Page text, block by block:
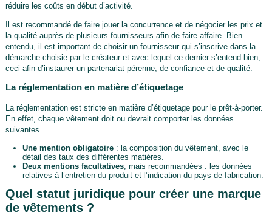
réduire les coûts en début d’activité.
Il est recommandé de faire jouer la concurrence et de négocier les prix et
la qualité auprès de plusieurs fournisseurs afin de faire affaire. Bien
entendu, il est important de choisir un fournisseur qui s’inscrive dans la
démarche choisie par le créateur et avec lequel ce dernier s’entend bien,
ceci afin d’instaurer un partenariat pérenne, de confiance et de qualité.
La réglementation en matière d’étiquetage
La réglementation est stricte en matière d’étiquetage pour le prêt-à-porter.
En effet, chaque vêtement doit ou devrait comporter les données
suivantes.
Une mention obligatoire: la composition du vêtement, avec le
détail des taux des différentes matières.
Deux mentions facultatives, mais recommandées : les données
relatives à l’entretien du produit et l’indication du pays de fabrication.
Quel statut juridique pour créer une marque
de vêtements ?